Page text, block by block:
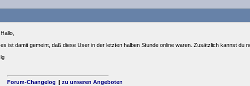
Hallo,
es ist damit gemeint, daß diese User in der letzten halben Stunde online waren. Zusätzlich kannst du
lg
Forum-Changelog || zu unseren Angeboten